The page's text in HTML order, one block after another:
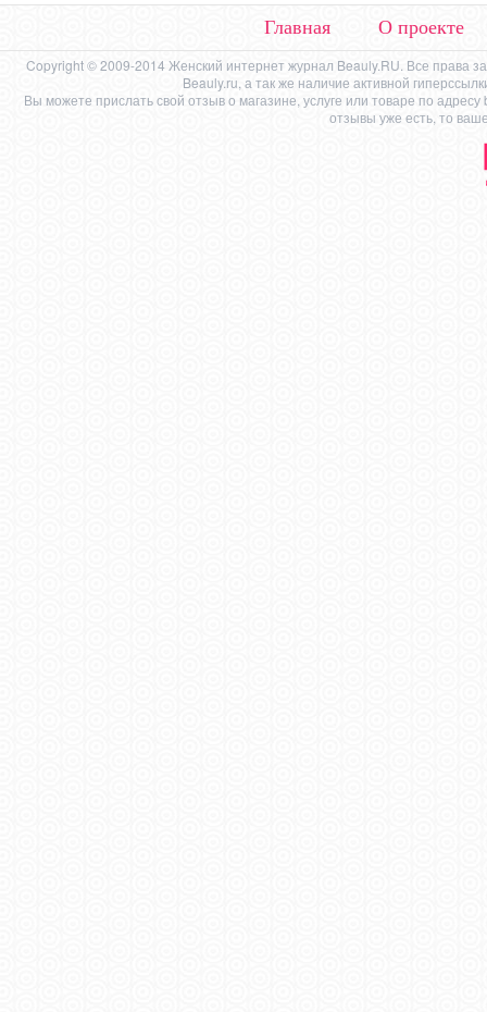
Главная О проекте
Copyright © 2009-2014 Женский интернет журнал Beauly.RU. Все права
Beauly.ru, а так же наличие активной
Вы можете прислать свой отзыв о магазине, услуге или товаре по адресу
отзывы уже есть, то